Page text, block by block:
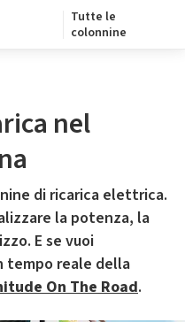
Tutte le
colonnine
nel
di ricarica elettrica.
la potenza, la
E se vuoi
tempo reale della
On The Road.